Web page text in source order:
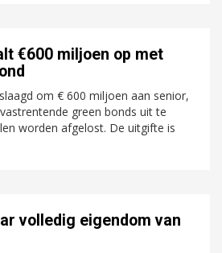
€600 miljoen op met
om € 600 miljoen aan senior,
green bonds uit te
worden afgelost. De uitgifte is
volledig eigendom van